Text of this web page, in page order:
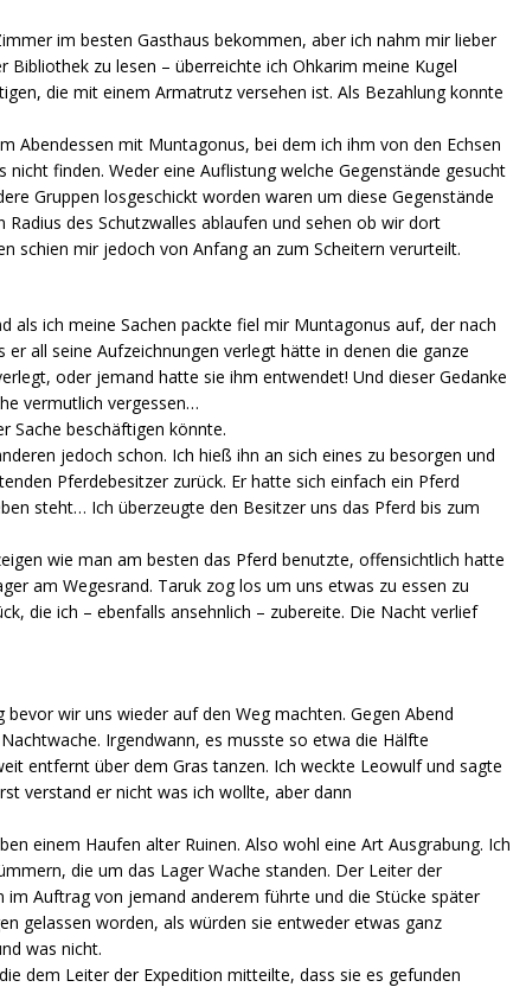
im besten Gasthaus bekommen, aber ich nahm mir lieber
zu lesen – überreichte ich Ohkarim meine Kugel
die mit einem Armatrutz versehen ist. Als Bezahlung konnte
Abendessen mit Muntagonus, bei dem ich ihm von den Echsen
finden. Weder eine Auflistung welche Gegenstände gesucht
Gruppen losgeschickt worden waren um diese Gegenstände
des Schutzwalles ablaufen und sehen ob wir dort
schien mir jedoch von Anfang an zum Scheitern verurteilt.
ich meine Sachen packte fiel mir Muntagonus auf, der nach
all seine Aufzeichnungen verlegt hätte in denen die ganze
oder jemand hatte sie ihm entwendet! Und dieser Gedanke
vermutlich vergessen…
Sache beschäftigen könnte.
jedoch schon. Ich hieß ihn an sich eines zu besorgen und
Pferdebesitzer zurück. Er hatte sich einfach ein Pferd
steht… Ich überzeugte den Besitzer uns das Pferd bis zum
wie man am besten das Pferd benutzte, offensichtlich hatte
am Wegesrand. Taruk zog los um uns etwas zu essen zu
die ich – ebenfalls ansehnlich – zubereite. Die Nacht verlief
wir uns wieder auf den Weg machten. Gegen Abend
Irgendwann, es musste so etwa die Hälfte
entfernt über dem Gras tanzen. Ich weckte Leowulf und sagte
verstand er nicht was ich wollte, aber dann
einem Haufen alter Ruinen. Also wohl eine Art Ausgrabung. Ich
die um das Lager Wache standen. Der Leiter der
Auftrag von jemand anderem führte und die Stücke später
gelassen worden, als würden sie entweder etwas ganz
was nicht.
dem Leiter der Expedition mitteilte, dass sie es gefunden